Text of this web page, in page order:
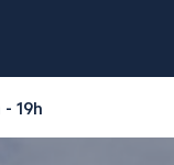
- 19h